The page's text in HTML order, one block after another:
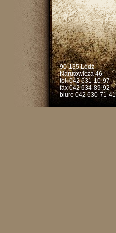
90-135 Łódź
Narutowicza 46
tel. 042 631-10-97
fax 042 634-89-92
biuro 042 630-71-41